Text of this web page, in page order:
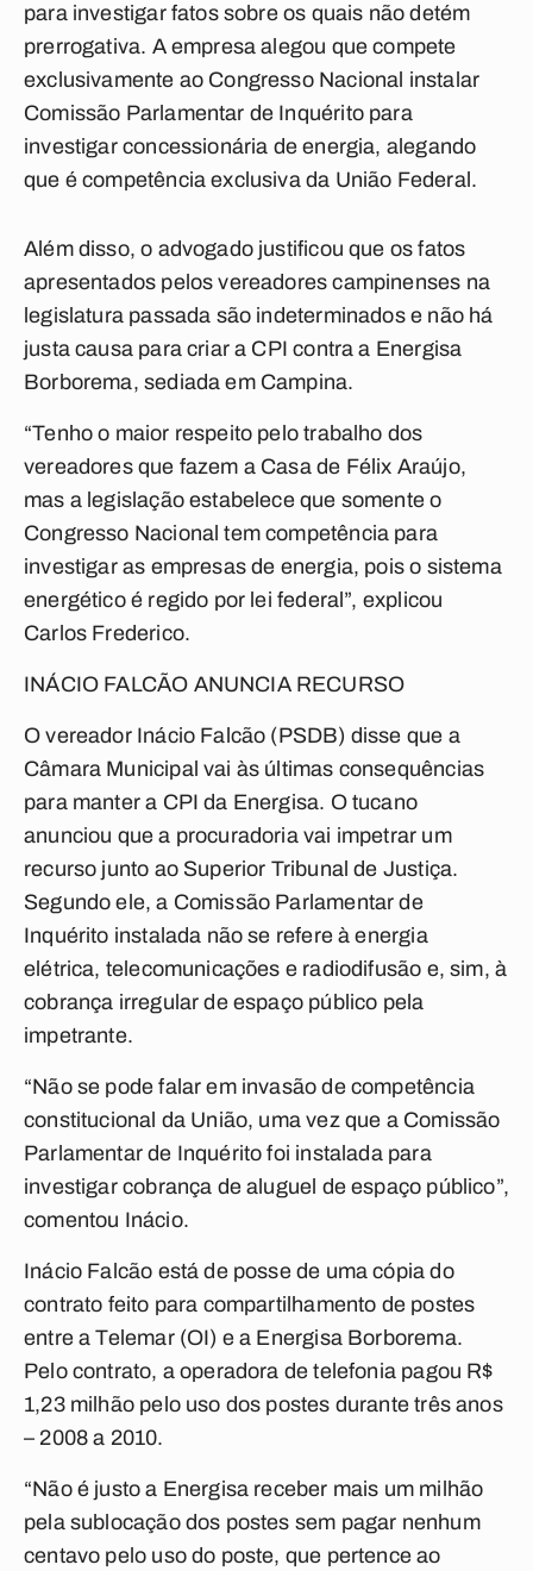
para investigar fatos sobre os quais não detém
prerrogativa. A empresa alegou que compete
exclusivamente ao Congresso Nacional instalar
Comissão Parlamentar de Inquérito para
investigar concessionária de energia, alegando
que é competência exclusiva da União Federal.
Além disso, o advogado justificou que os fatos
apresentados pelos vereadores campinenses na
legislatura passada são indeterminados e não há
justa causa para criar a CPI contra a Energisa
Borborema, sediada em Campina.
“Tenho o maior respeito pelo trabalho dos
vereadores que fazem a Casa de Félix Araújo,
mas a legislação estabelece que somente o
Congresso Nacional tem competência para
investigar as empresas de energia, pois o sistema
energético é regido por lei federal”, explicou
Carlos Frederico.
INÁCIO FALCÃO ANUNCIA RECURSO
O vereador Inácio Falcão (PSDB) disse que a
Câmara Municipal vai às últimas consequências
para manter a CPI da Energisa. O tucano
anunciou que a procuradoria vai impetrar um
recurso junto ao Superior Tribunal de Justiça.
Segundo ele, a Comissão Parlamentar de
Inquérito instalada não se refere à energia
elétrica, telecomunicações e radiodifusão e, sim, à
cobrança irregular de espaço público pela
impetrante.
“Não se pode falar em invasão de competência
constitucional da União, uma vez que a Comissão
Parlamentar de Inquérito foi instalada para
investigar cobrança de aluguel de espaço público”,
comentou Inácio.
Inácio Falcão está de posse de uma cópia do
contrato feito para compartilhamento de postes
entre a Telemar (OI) e a Energisa Borborema.
Pelo contrato, a operadora de telefonia pagou R$
1,23 milhão pelo uso dos postes durante três anos
– 2008 a 2010.
“Não é justo a Energisa receber mais um milhão
pela sublocação dos postes sem pagar nenhum
centavo pelo uso do poste, que pertence ao